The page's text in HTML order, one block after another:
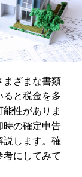
まざまな書類
ると税金を多
性がありま
時の確定申告
説します。確
考にしてみて